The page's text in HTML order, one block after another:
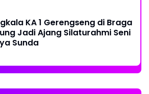
KA 1 Gerengseng di Braga
Jadi Ajang Silaturahmi Seni
Sunda